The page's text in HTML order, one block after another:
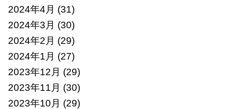
2024年4月 (31)
2024年3月 (30)
2024年2月 (29)
2024年1月 (27)
2023年12月 (29)
2023年11月 (30)
2023年10月 (29)